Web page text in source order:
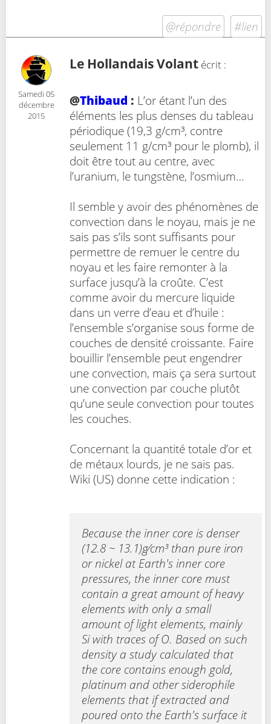
@répondre #lien
Samedi 05
décembre
2015
Le Hollandais Volant écrit :
@Thibaud : L’or étant l’un des
éléments les plus denses du tableau
périodique (19,3 g/cm³, contre
seulement 11 g/cm³ pour le plomb), il
doit être tout au centre, avec
l’uranium, le tungstène, l’osmium…
Il semble y avoir des phénomènes de
convection dans le noyau, mais je ne
sais pas s’ils sont suffisants pour
permettre de remuer le centre du
noyau et les faire remonter à la
surface jusqu’à la croûte. C’est
comme avoir du mercure liquide
dans un verre d’eau et d’huile :
l’ensemble s’organise sous forme de
couches de densité croissante. Faire
bouillir l’ensemble peut engendrer
une convection, mais ça sera surtout
une convection par couche plutôt
qu’une seule convection pour toutes
les couches.
Concernant la quantité totale d’or et
de métaux lourds, je ne sais pas.
Wiki (US) donne cette indication :
Because the inner core is denser
(12.8 ~ 13.1)g⁄cm³ than pure iron
or nickel at Earth's inner core
pressures, the inner core must
contain a great amount of heavy
elements with only a small
amount of light elements, mainly
Si with traces of O. Based on such
density a study calculated that
the core contains enough gold,
platinum and other siderophile
elements that if extracted and
poured onto the Earth's surface it